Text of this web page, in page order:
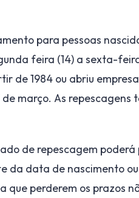
para pessoas
feira (14) a sexta-
de 1984 ou abriu
março. As
de repescagem
da data de nascimento
que perderem os prazos